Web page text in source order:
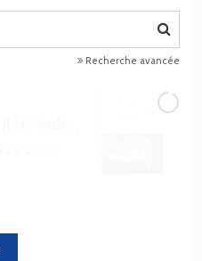
Recherche avancée